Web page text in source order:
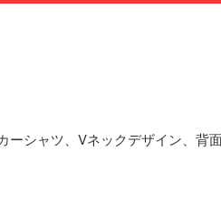
ーシャツ、Vネックデザイン、背